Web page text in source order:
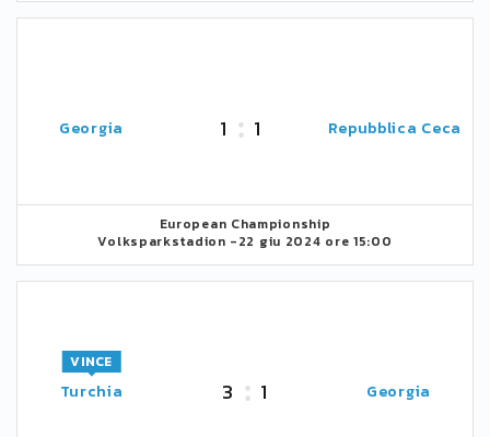
Georgia 1 1 Repubblica Ceca
European Championship
Volksparkstadion -22 giu 2024 ore 15:00
Turchia
VINCE
3 1 Georgia